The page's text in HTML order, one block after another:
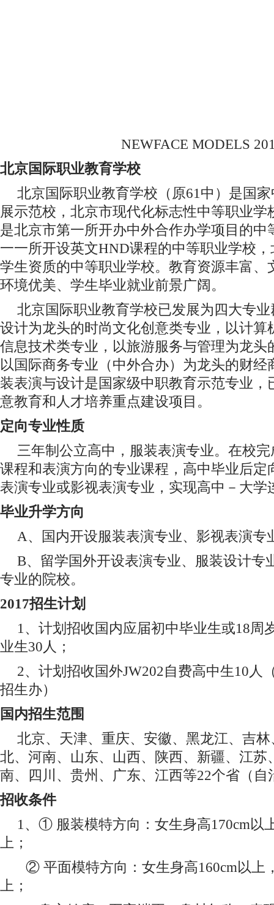
NEWFACE MODELS
北京国际职业教育学校
北京国际职业教育学校（原61中）是国
展示范校，北京市现代化标志性中等职业学
是北京市第一所开办中外合作办学项目的中
一一所开设英文HND课程的中等职业学校
学生资质的中等职业学校。教育资源丰富、
环境优美、学生毕业就业前景广阔。
北京国际职业教育学校已发展为四大专
设计为龙头的时尚文化创意类专业，以计算
信息技术类专业，以旅游服务与管理为龙头
以国际商务专业（中外合办）为龙头的财经
装表演与设计是国家级中职教育示范专业，
意教育和人才培养重点建设项目。
定向专业性质
三年制公立高中，服装表演专业。在校
课程和表演方向的专业课程，高中毕业后定
表演专业或影视表演专业，实现高中－大学
毕业升学方向
A、国内开设服装表演专业、影视表演专
B、留学国外开设表演专业、服装设计专
专业的院校。
2017招生计划
1、计划招收国内应届初中毕业生或18周
业生30人；
2、计划招收国外JW202自费高中生10人
招生办）
国内招生范围
北京、天津、重庆、安徽、黑龙江、吉
北、河南、山东、山西、陕西、新疆、江苏
南、四川、贵州、广东、江西等22个省（自
招收条件
1、① 服装模特方向：女生身高170cm以
上；
② 平面模特方向：女生身高160cm以上
上；